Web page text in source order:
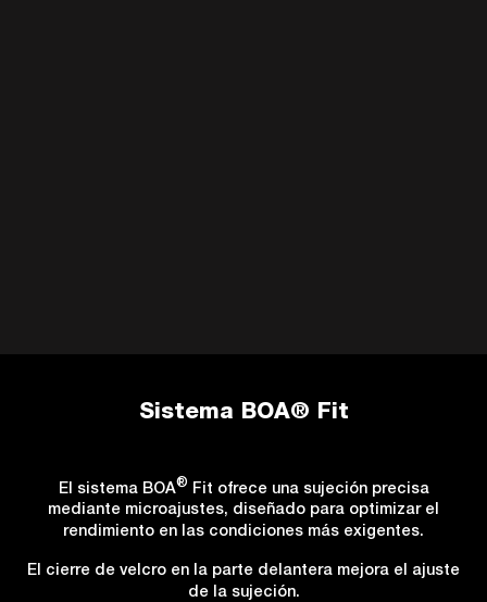
Sistema BOA® Fit
El sistema BOA® Fit ofrece una sujeción precisa
mediante microajustes, diseñado para optimizar el
rendimiento en las condiciones más exigentes.
El cierre de velcro en la parte delantera mejora el ajuste
de la sujeción.